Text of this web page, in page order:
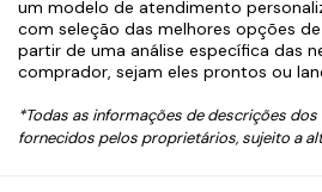
um modelo de atendimento
com seleção das melhores opções
partir de uma análise específica das
comprador, sejam eles prontos ou
*Todas as informações de descrições
fornecidos pelos proprietários, sujeito a